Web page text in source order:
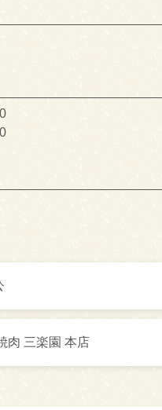
肉 三楽園 本店